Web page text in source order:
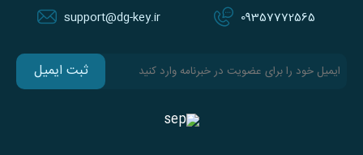
09357772565
support@dg-key.ir
ثبت ایمیل